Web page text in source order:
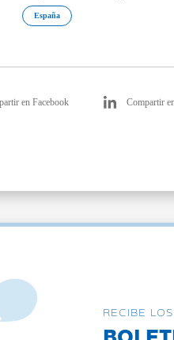
España
en Facebook Compartir
RECIBE LOS